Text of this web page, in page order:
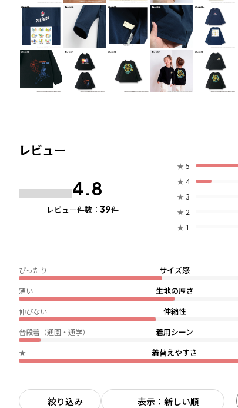
レビュー
4.8
レビュー件数： 39件
★ 5
★ 4
★ 3
★ 2
★ 1
サイズ感
ぴったり
生地の厚さ
薄い
伸縮性
伸びない
着用シーン
普段着（通園・通学）
着替えやすさ
★
絞り込み 表示：新しい順